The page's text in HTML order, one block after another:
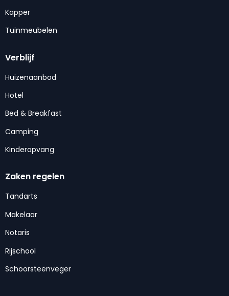
Kapper
Tuinmeubelen
Verblijf
Huizenaanbod
Hotel
Bed & Breakfast
Camping
Kinderopvang
Zaken regelen
Tandarts
Makelaar
Notaris
Rijschool
Schoorsteenveger